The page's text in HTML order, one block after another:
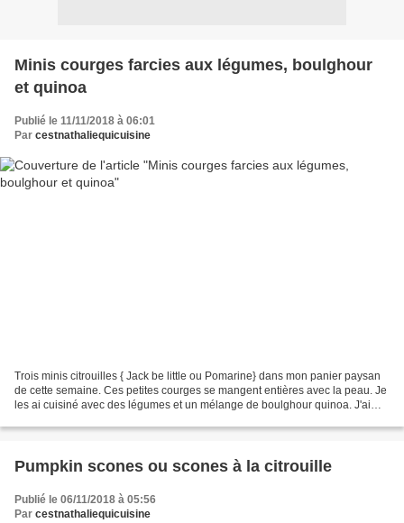
Minis courges farcies aux légumes, boulghour
et quinoa
Publié le 11/11/2018 à 06:01
Par cestnathaliequicuisine
Trois minis citrouilles { Jack be little ou Pomarine} dans mon panier paysan
de cette semaine. Ces petites courges se mangent entières avec la peau. Je
les ai cuisiné avec des légumes et un mélange de boulghour quinoa. J'ai
Pumpkin scones ou scones à la citrouille
Publié le 06/11/2018 à 05:56
Par cestnathaliequicuisine